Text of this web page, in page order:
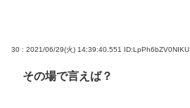
30 : 2021/06/29(火) 14:39:40.551 ID:LpPh6bZV0NIKU
その場で言えば？